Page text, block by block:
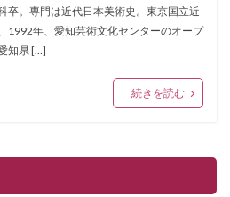
卒。専門は近代日本美術史。東京国立近
1992年、愛知芸術文化センターのオープ
知県 […]
続きを読む